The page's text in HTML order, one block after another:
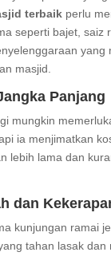
terbaik perlu
seperti bajet, saiz
yang
masjid.
Panjang
mungkin
ia menjimatkan
lebih lama dan
dan
kunjungan ramai
tahan lasak dan